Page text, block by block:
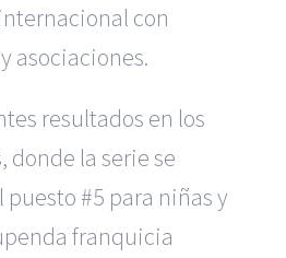
con
asociaciones.
resultados en los
donde la serie se
#5 para niñas y
franquicia